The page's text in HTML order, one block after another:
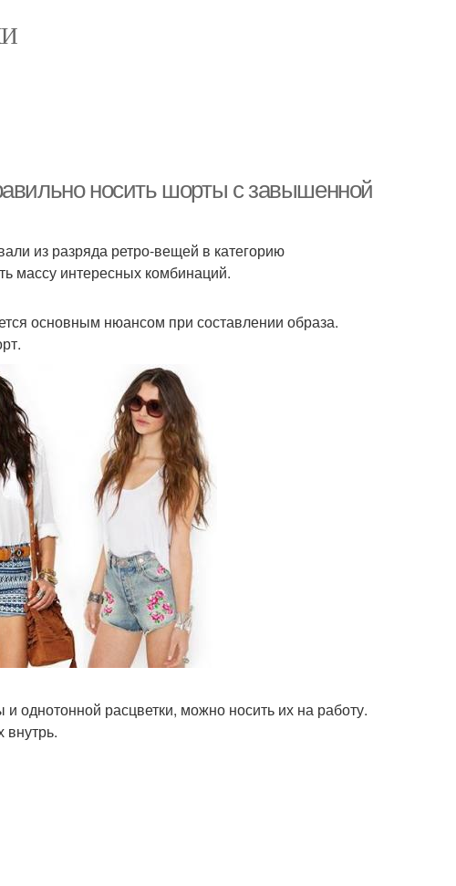
носить шорты с завышенной
из разряда ретро-вещей в категорию
массу интересных комбинаций.
основным нюансом при составлении образа.
расцветки, можно носить их на работу.